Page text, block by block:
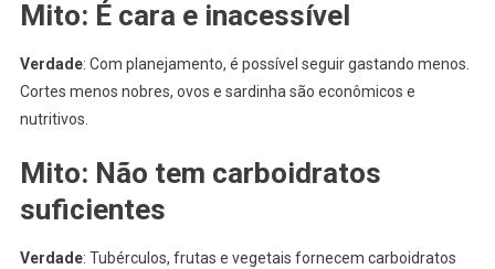
Mito: É cara e inacessível
Verdade: Com planejamento, é possível seguir gastando menos.
Cortes menos nobres, ovos e sardinha são econômicos e
nutritivos.
Mito: Não tem carboidratos
suficientes
Verdade: Tubérculos, frutas e vegetais fornecem carboidratos